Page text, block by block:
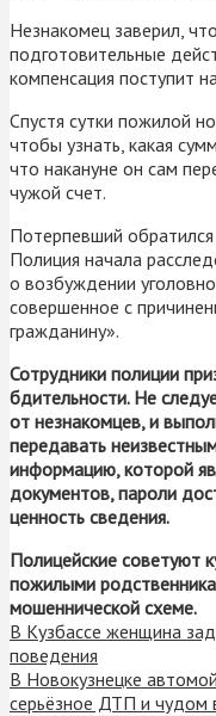
Незнакомец заверил,
подготовительные
компенсация поступит
Спустя сутки пожилой
чтобы узнать, какая
что накануне он сам
чужой счет.
Потерпевший
Полиция начала
о возбуждении
совершенное с
гражданину».
Сотрудники полиции
бдительности. Не
от незнакомцев, и
передавать
информацию, которой
документов, пароли
ценность сведения.
Полицейские советуют
пожилыми
мошеннической схеме.
В Кузбассе женщина
поведения
В Новокузнецке
серьёзное ДТП и чудом